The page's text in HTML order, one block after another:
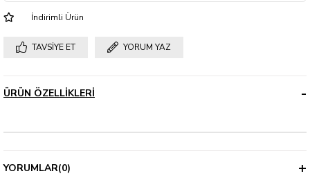
İndirimli Ürün
TAVSIYE ET YORUM YAZ
ÜRÜN ÖZELLIKLERI
YORUMLAR(0)